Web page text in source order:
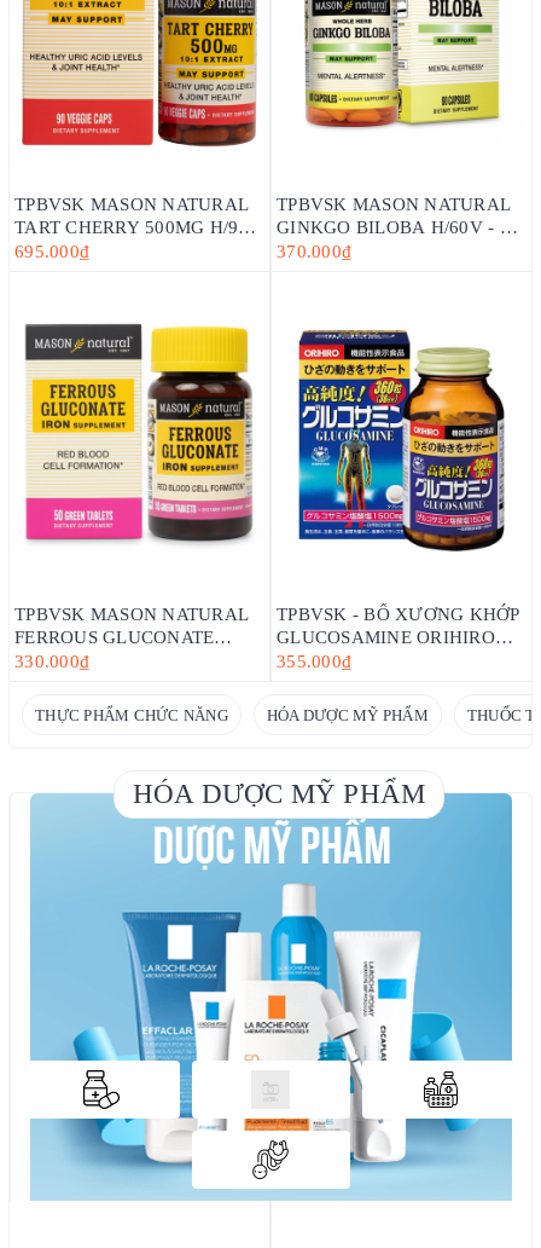
TPBVSK MASON NATURAL
TART CHERRY 500MG H/90V
- HỖ TRỢ GIẢM NỒNG ĐỘ
695.000₫
TPBVSK MASON NATURAL
GINKGO BILOBA H/60V - HỖ
TRỢ TĂNG CƯỜNG SỨC
370.000₫
TPBVSK MASON NATURAL
FERROUS GLUCONATE
H/50V- SẢN PHẨM BỔ SUNG
330.000₫
TPBVSK - BỔ XƯƠNG KHỚP
GLUCOSAMINE ORIHIRO
(360-950 VIÊN)
355.000₫
THỰC PHẨM CHỨC NĂNG HÓA DƯỢC MỸ PHẨM THUỐC
HÓA DƯỢC MỸ PHẨM